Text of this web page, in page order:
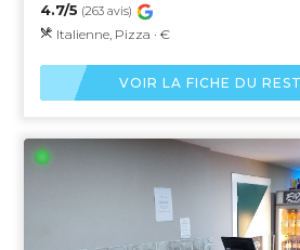
4.7/5 (263 avis)
Italienne, Pizza · €
VOIR LA FICHE DU